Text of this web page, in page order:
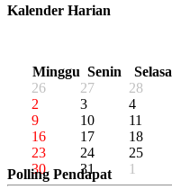
Kalender Harian
Minggu Senin Selasa
26
27 28
2
3 4
9
10 11
16
17 18
23
24 25
30
31 1
Polling Pendapat